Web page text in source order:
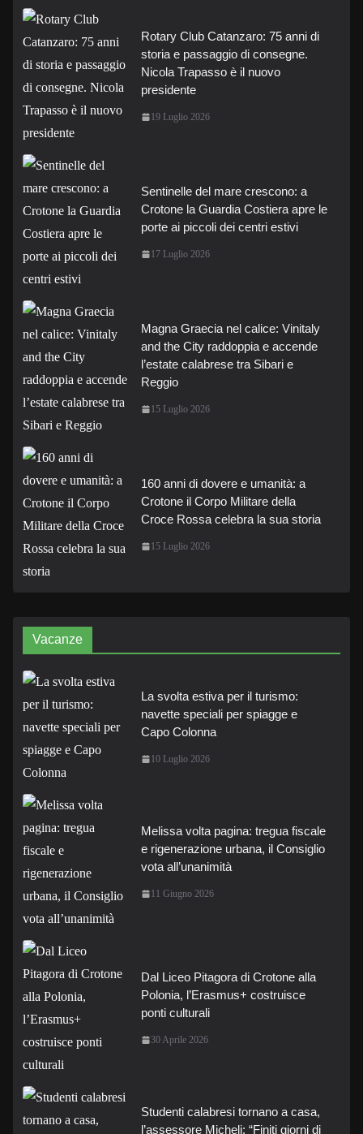
Rotary Club Catanzaro: 75 anni di
storia e passaggio di consegne.
Nicola Trapasso è il nuovo
presidente
19 Luglio 2026
Sentinelle del mare crescono: a
Crotone la Guardia Costiera apre le
porte ai piccoli dei centri estivi
17 Luglio 2026
Magna Graecia nel calice: Vinitaly
and the City raddoppia e accende
l’estate calabrese tra Sibari e
Reggio
15 Luglio 2026
160 anni di dovere e umanità: a
Crotone il Corpo Militare della
Croce Rossa celebra la sua storia
15 Luglio 2026
Vacanze
La svolta estiva per il turismo:
navette speciali per spiagge e
Capo Colonna
10 Luglio 2026
Melissa volta pagina: tregua fiscale
e rigenerazione urbana, il Consiglio
vota all’unanimità
11 Giugno 2026
Dal Liceo Pitagora di Crotone alla
Polonia, l’Erasmus+ costruisce
ponti culturali
30 Aprile 2026
Studenti calabresi tornano a casa,
l’assessore Micheli: “Finiti giorni di